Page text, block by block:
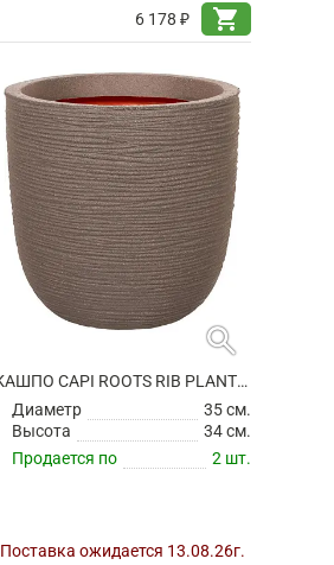
6 178 ₽
shopping_cart
search
КАШПО CAPI ROOTS RIB PLANTER BALL WARM TAUPE
Диаметр
35 см.
Высота
34 см.
Продается по
2 шт.
Поставка ожидается 13.08.26г.